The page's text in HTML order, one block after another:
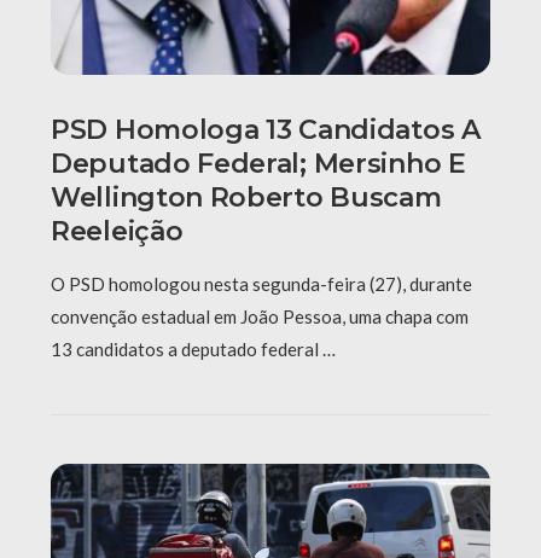
PSD Homologa 13 Candidatos A
Deputado Federal; Mersinho E
Wellington Roberto Buscam
Reeleição
O PSD homologou nesta segunda-feira (27), durante
convenção estadual em João Pessoa, uma chapa com
13 candidatos a deputado federal …